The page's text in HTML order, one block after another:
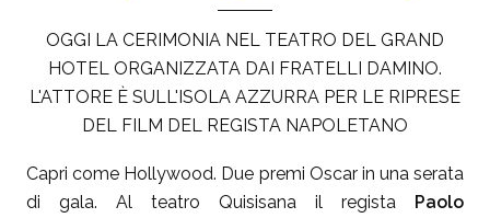
Blog
Dicono di noi
OGGI LA CERIMONIA NEL TEATRO DEL GRAND
HOTEL ORGANIZZATA DAI FRATELLI DAMINO.
L'ATTORE È SULL'ISOLA AZZURRA PER LE RIPRESE
DEL FILM DEL REGISTA NAPOLETANO
Capri come Hollywood. Due premi Oscar in una serata
di gala. Al teatro Quisisana il regista Paolo